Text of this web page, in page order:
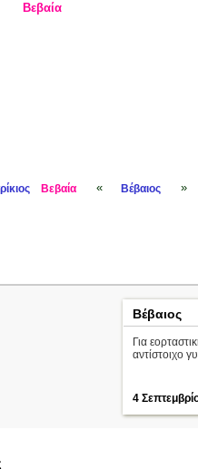
Βεβαία
Βεβαία « Βέβαιος »
Βέβαιος
Για
αντίστοιχο
4